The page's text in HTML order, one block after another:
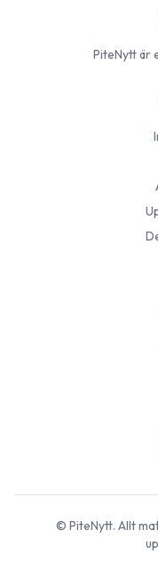
PiteNyttär
© PiteNytt. Allt